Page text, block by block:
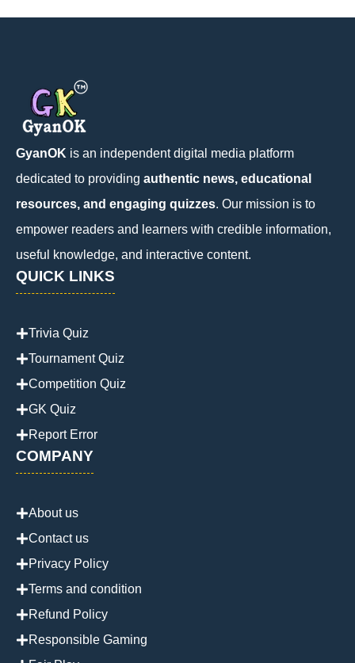
GyanOK is an independent digital media platform
dedicated to providing authentic news, educational
resources, and engaging quizzes. Our mission is to
empower readers and learners with credible information,
useful knowledge, and interactive content.
QUICK LINKS
Trivia Quiz
Tournament Quiz
Competition Quiz
GK Quiz
Report Error
COMPANY
About us
Contact us
Privacy Policy
Terms and condition
Refund Policy
Responsible Gaming